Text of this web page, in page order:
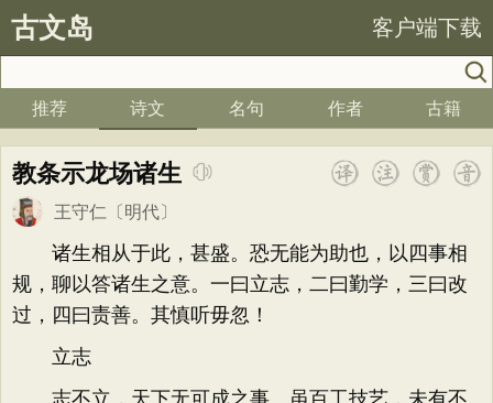
古文岛 客户端下载
推荐 诗文 名句 作者 古籍
教条示龙场诸生
王守仁 〔明代〕
诸生相从于此，甚盛。恐无能为助也，以四事相
规，聊以答诸生之意。一曰立志，二曰勤学，三曰改
过，四曰责善。其慎听毋忽！
立志
志不立，天下无可成之事。虽百工技艺，未有不